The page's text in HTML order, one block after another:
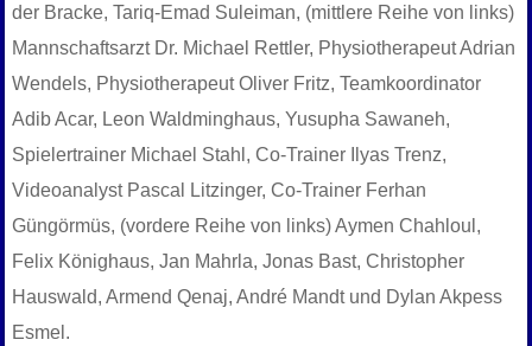
der Bracke, Tariq-Emad Suleiman, (mittlere Reihe von links)
Mannschaftsarzt Dr. Michael Rettler, Physiotherapeut Adrian
Wendels, Physiotherapeut Oliver Fritz, Teamkoordinator
Adib Acar, Leon Waldminghaus, Yusupha Sawaneh,
Spielertrainer Michael Stahl, Co-Trainer Ilyas Trenz,
Videoanalyst Pascal Litzinger, Co-Trainer Ferhan
Güngörmüs, (vordere Reihe von links) Aymen Chahloul,
Felix Könighaus, Jan Mahrla, Jonas Bast, Christopher
Hauswald, Armend Qenaj, André Mandt und Dylan Akpess
Esmel.